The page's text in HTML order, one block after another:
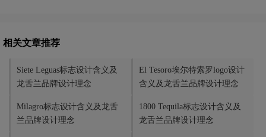
相关文章推荐
Siete Leguas标志设计含义及
龙舌兰品牌设计理念
El Tesoro埃尔特索罗logo设计
含义及龙舌兰品牌设计理念
Milagro标志设计含义及龙舌
兰品牌设计理念
1800 Tequila标志设计含义及
龙舌兰品牌设计理念